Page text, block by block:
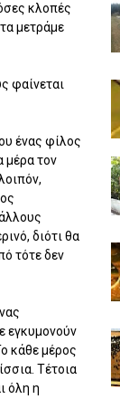
κλοπές
μετράμε
φαίνεται
ένας φίλος
μέρα τον
διότι θα
τότε δεν
εγκυμονούν
κάθε μέρος
Τέτοια
όλη η